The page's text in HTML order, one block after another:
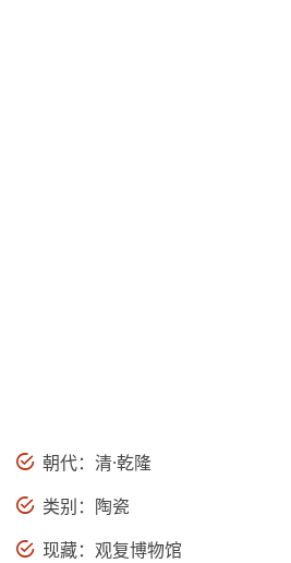
朝代：清·乾隆
类别：陶瓷
现藏：观复博物馆